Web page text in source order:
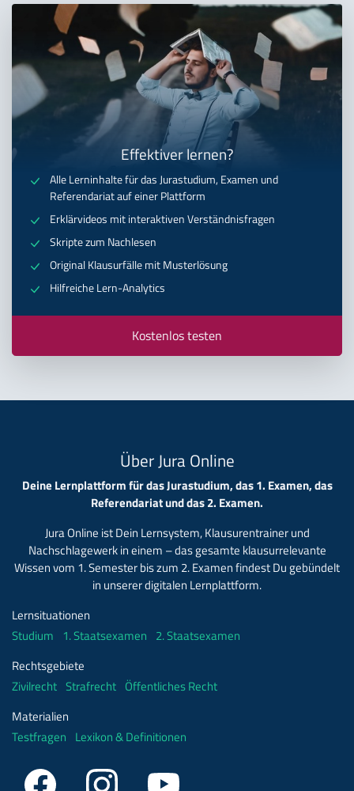
Effektiver lernen?
Alle Lerninhalte für das Jurastudium, Examen und
Referendariat auf einer Plattform
Erklärvideos mit interaktiven Verständnisfragen
Skripte zum Nachlesen
Original Klausurfälle mit Musterlösung
Hilfreiche Lern-Analytics
Kostenlos testen
Über Jura Online
Deine Lernplattform für das Jurastudium, das 1. Examen, das
Referendariat und das 2. Examen.
Jura Online ist Dein Lernsystem, Klausurentrainer und
Nachschlagewerk in einem – das gesamte klausurrelevante
Wissen vom 1. Semester bis zum 2. Examen findest Du gebündelt
in unserer digitalen Lernplattform.
Lernsituationen
Studium 1. Staatsexamen 2. Staatsexamen
Rechtsgebiete
Zivilrecht Strafrecht Öffentliches Recht
Materialien
Testfragen Lexikon & Definitionen